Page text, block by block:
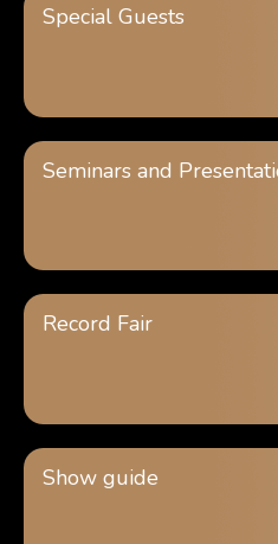
Special Guests
Seminars and
Record Fair
Show guide